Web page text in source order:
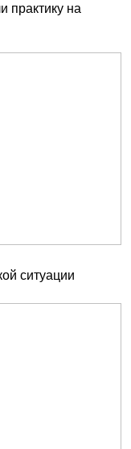
практику на
ситуации